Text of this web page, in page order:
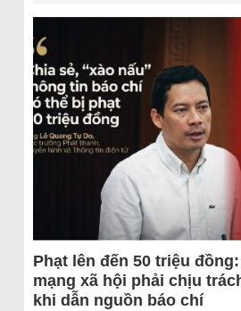
Phạt lên đến 50 triệu
mạng xã hội phải chịu
khi dẫn nguồn báo chí